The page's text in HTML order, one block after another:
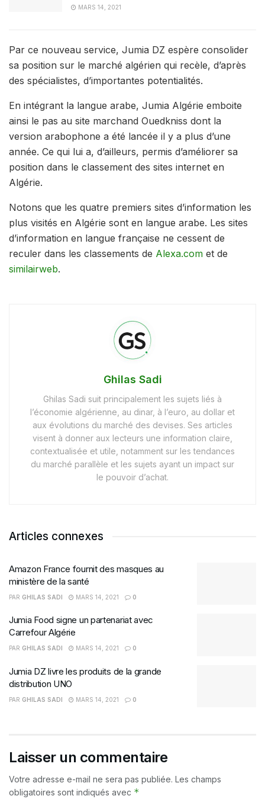
MARS 14, 2021
Par ce nouveau service, Jumia DZ espère consolider
sa position sur le marché algérien qui recèle, d’après
des spécialistes, d’importantes potentialités.
En intégrant la langue arabe, Jumia Algérie emboite
ainsi le pas au site marchand Ouedkniss dont la
version arabophone a été lancée il y a plus d’une
année. Ce qui lui a, d’ailleurs, permis d’améliorer sa
position dans le classement des sites internet en
Algérie.
Notons que les quatre premiers sites d’information les
plus visités en Algérie sont en langue arabe. Les sites
d’information en langue française ne cessent de
reculer dans les classements de Alexa.com et de
similairweb.
Ghilas Sadi
Ghilas Sadi suit principalement les sujets liés à
l’économie algérienne, au dinar, à l’euro, au dollar et
aux évolutions du marché des devises. Ses articles
visent à donner aux lecteurs une information claire,
contextualisée et utile, notamment sur les tendances
du marché parallèle et les sujets ayant un impact sur
le pouvoir d’achat.
Articles connexes
Amazon France fournit des masques au
ministère de la santé
PAR GHILAS SADI MARS 14, 2021 0
Jumia Food signe un partenariat avec
Carrefour Algérie
PAR GHILAS SADI MARS 14, 2021 0
Jumia DZ livre les produits de la grande
distribution UNO
PAR GHILAS SADI MARS 14, 2021 0
Laisser un commentaire
Votre adresse e-mail ne sera pas publiée. Les champs
obligatoires sont indiqués avec *